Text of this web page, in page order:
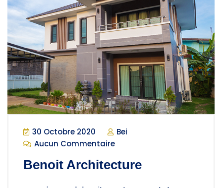
30 Octobre 2020
Bei
Aucun Commentaire
Benoit Architecture